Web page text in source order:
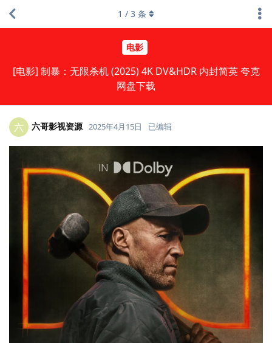
电影
[电影] 制暴：无限杀机 (2025) 4K DV&HDR 内封简英 夸克
网盘下载
1 / 3 条
六 六哥影视资源 2025年4月15日 已编辑